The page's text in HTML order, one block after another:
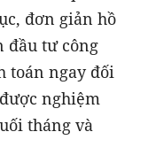
đơn giản hồ
đầu tư công
toán ngay đối
nghiệm
tháng và